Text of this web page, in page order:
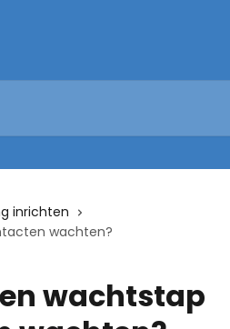
inrichten
wachten?
wachtstap